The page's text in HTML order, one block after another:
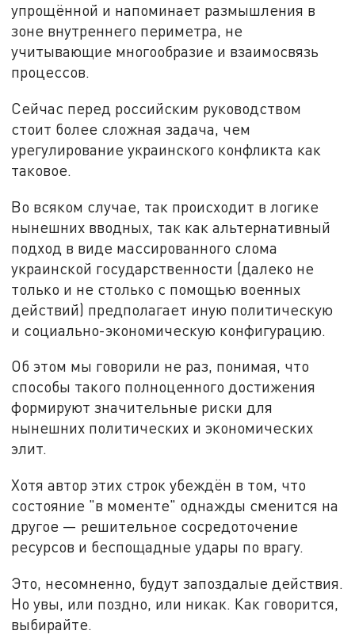
упрощённой и напоминает размышления в
зоне внутреннего периметра, не
учитывающие многообразие и взаимосвязь
процессов.
Сейчас перед российским руководством
стоит более сложная задача, чем
урегулирование украинского конфликта как
таковое.
Во всяком случае, так происходит в логике
нынешних вводных, так как альтернативный
подход в виде массированного слома
украинской государственности (далеко не
только и не столько с помощью военных
действий) предполагает иную политическую
и социально-экономическую конфигурацию.
Об этом мы говорили не раз, понимая, что
способы такого полноценного достижения
формируют значительные риски для
нынешних политических и экономических
элит.
Хотя автор этих строк убеждён в том, что
состояние "в моменте" однажды сменится на
другое — решительное сосредоточение
ресурсов и беспощадные удары по врагу.
Это, несомненно, будут запоздалые действия.
Но увы, или поздно, или никак. Как говорится,
выбирайте.